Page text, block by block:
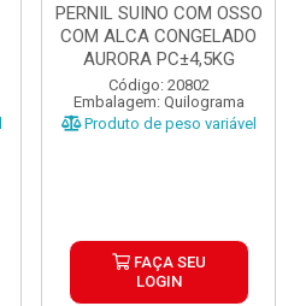
PERNIL SUINO COM OSSO
COM ALCA CONGELADO
AURORA PC±4,5KG
Código: 20802
Embalagem: Quilograma
Produto de peso variável
FAÇA SEU
LOGIN